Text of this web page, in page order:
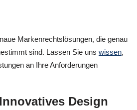
Markenrechtslösungen, die genau
sind. Lassen Sie uns wissen,
an Ihre Anforderungen
Design